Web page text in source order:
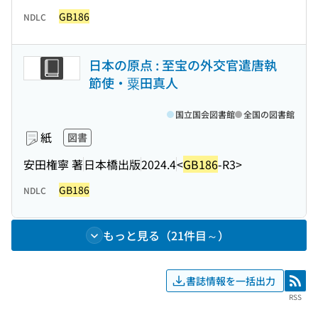
NDLC GB186
日本の原点 : 至宝の外交官遣唐執
節使・粟田真人
紙 図書
安田権寧 著日本橋出版2024.4<GB186-R3>
国立国会図書館 全国の図書館
NDLC GB186
もっと見る（21件目～）
書誌情報を一括出力 RSS
RSS